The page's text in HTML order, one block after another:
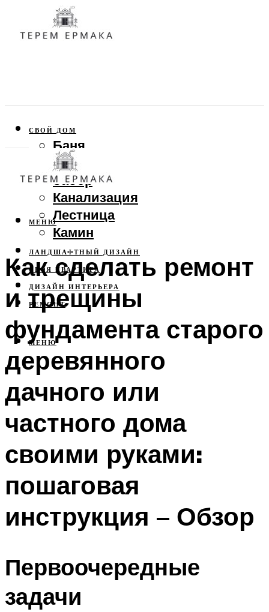
СВОЙ ДОМ
Баня
Веранда
Забор
Канализация
Лестница
Камин
ЛАНДШАФТНЫЙ ДИЗАЙН
СВОЯ КВАРТИРА
ДИЗАЙН ИНТЕРЬЕРА
РЕМОНТ
МЕНЮ
МЕНЮ
Как сделать ремонт
и трещины
фундамента старого
деревянного
дачного или
частного дома
своими руками:
пошаговая
инструкция – Обзор
Первоочередные
задачи